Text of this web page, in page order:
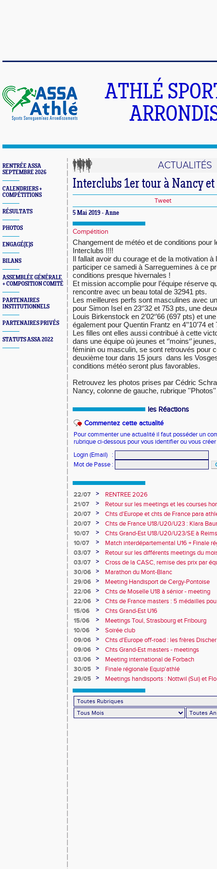
ATHLÉ
RENTRÉE ASSA
SEPTEMBRE 2026
CALENDRIERS +
COMPÉTITIONS
RÉSULTATS
PHOTOS
ENGAGÉ(E)S
BILANS
ASSEMBLÉE GÉNÉRALE
+ COMPOSITION COMITÉ
PARTENAIRES
INSTITUTIONNELS
PARTENAIRES PRIVÉS
STATUTS ASSA 2022
ACTUALITÉS
Interclubs 1er tour à Nancy
Tweet
5 Mai 2019 - Anne
Compétition
Changement de météo et de conditions pour
Interclubs !!!!
Il fallait avoir du courage et de la motivation à
participer ce samedi à Sarreguemines à ce
conditions presque hivernales !
Et mission accomplie pour l’équipe réserve
rencontre avec un beau total de 32941 pts.
Les meilleures perfs sont masculines avec
pour Simon Isel en 23‘’32 et 753 pts, une
Louis Birkenstock en 2’02‘’66 (697 pts) et
également pour Quentin Frantz en 4’’10’74 et
Les filles ont elles aussi contribué à cette
dans une équipe où jeunes et ‘’moins‘’
féminin ou masculin, se sont retrouvés pour
deuxième tour dans 15 jours dans les
conditions météo seront plus favorables.
Retrouvez les photos prises par Cédric
Nancy, colonne de gauche, rubrique ''Photos''
les Réactions
Commentez cette actualité
Pour commenter une actualité il faut posséder un
rubrique ci-dessous pour vous identifier ou vous
Login (Email)
:
Mot de Passe :
22/07 >
RENTREE 2026
21/07
>
Retour sur les meetings et les courses
20/07
>
Chts d'Europe et chts de France para
champion d'Europe et multiples
20/07 >
Chts de France U18/U20/U23 : Klara
10e
10/07 >
Chts Grand-Est U18/U20/U23/SE à
10/07
>
Match interdépartemental U16 + Finale
Obernai
03/07 >
Retour sur les différents meetings du
03/07
>
Cross de la CASC, remise des prix par
collèges
30/06 >
Marathon du Mont-Blanc
29/06
>
Meeting Handisport de Cergy-Pontoise
22/06
>
Chts de Moselle U18 à sénior - meeting
22/06
>
Chts de France masters : 5 médailles
15/06
>
Chts Grand-Est U16
15/06
>
Meetings Toul, Strasbourg et Fribourg
10/06
>
Soirée club
09/06
>
Chts d'Europe off-road : les frères
09/06
>
Chts Grand-Est masters - meetings
03/06
>
Meeting international de Forbach
30/05
>
Finale régionale Equip'athlé
29/05
> Meetings handisports : Nottwil (Sui) et